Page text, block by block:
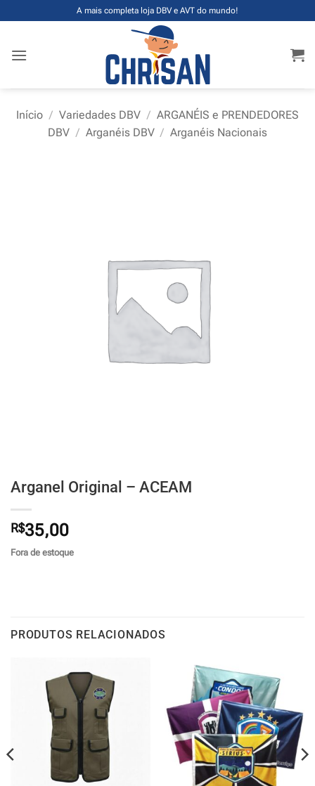
to
A mais completa loja DBV e AVT do mundo!
Início / Variedades DBV / ARGANÉIS e PRENDEDORES
DBV / Arganéis DBV / Arganéis Nacionais
Arganel Original – ACEAM
R$35,00
Fora de estoque
PRODUTOS RELACIONADOS